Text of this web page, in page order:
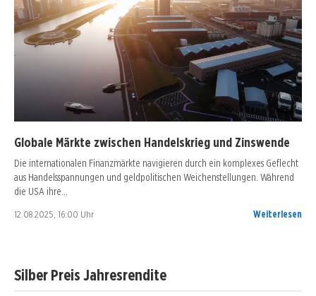
Globale Märkte zwischen Handelskrieg und Zinswende
Die internationalen Finanzmärkte navigieren durch ein komplexes Geflecht
aus Handelsspannungen und geldpolitischen Weichenstellungen. Während
die USA ihre…
12.08.2025, 16:00 Uhr Weiterlesen
Silber Preis Jahresrendite